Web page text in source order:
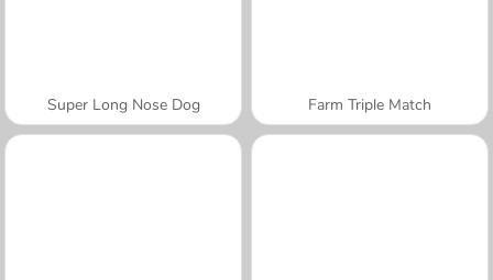
Super Long Nose Dog Farm Triple Match